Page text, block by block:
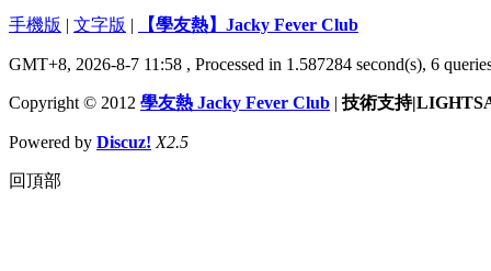
手機版 | 文字版 | 【學友熱】Jacky Fever Club
GMT+8, 2026-8-7 11:58 , Processed in 1.587284 second(s), 6
Copyright © 2012 學友熱 Jacky Fever Club | 技術支持
Powered by Discuz! X2.5
回頂部